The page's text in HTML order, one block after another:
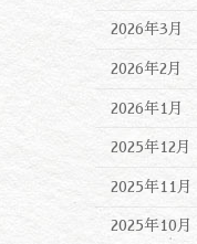
2026年3月
2026年2月
2026年1月
2025年12月
2025年11月
2025年10月